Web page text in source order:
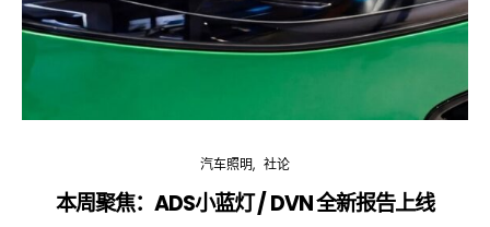
汽车照明 社论
本周聚焦：ADS小蓝灯 / DVN 全新报告上线